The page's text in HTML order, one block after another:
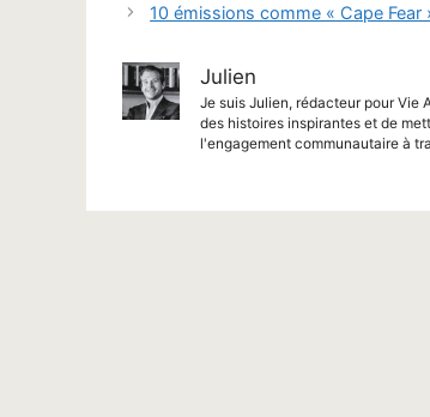
10 émissions comme « Cape
Julien
Je suis Julien, rédacteur pour Vie
des histoires inspirantes et de
l'engagement communautaire à